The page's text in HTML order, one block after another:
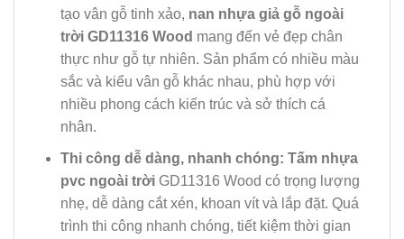
tạo vân gỗ tinh xảo, nan nhựa giả gỗ ngoài
trời GD11316 Wood mang đến vẻ đẹp chân
thực như gỗ tự nhiên. Sản phẩm có nhiều màu
sắc và kiểu vân gỗ khác nhau, phù hợp với
nhiều phong cách kiến trúc và sở thích cá
nhân.
Thi công dễ dàng, nhanh chóng: Tấm nhựa
pvc ngoài trờiGD11316 Wood có trọng lượng
nhẹ, dễ dàng cắt xén, khoan vít và lắp đặt. Quá
trình thi công nhanh chóng, tiết kiệm thời gian